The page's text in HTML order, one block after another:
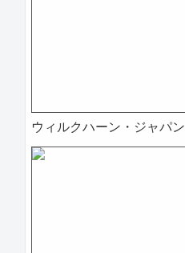
ウィルクハーン・ジャパン